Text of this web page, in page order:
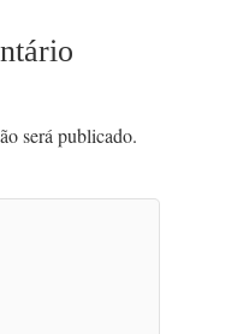
será publicado.